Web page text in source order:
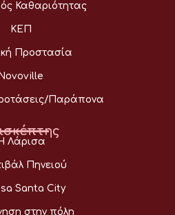
Καθαριότητας
ΚΕΠ
Προστασία
Novoville
Παράπονα
Λάρισα
Πηνειού
Santa City
στην πόλη